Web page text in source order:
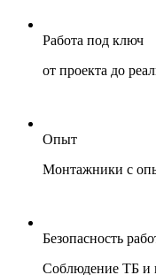
Работа под ключ
от проекта до
Опыт
Монтажники с
Безопасность
Соблюдение ТБ и